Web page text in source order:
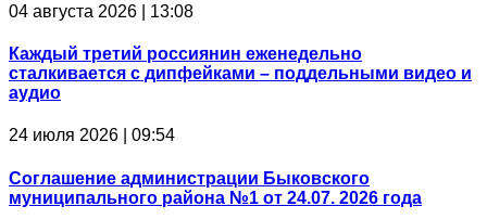
04 августа 2026 | 13:08
Каждый третий россиянин еженедельно
сталкивается с дипфейками – поддельными видео и
аудио
24 июля 2026 | 09:54
Соглашение администрации Быковского
муниципального района №1 от 24.07. 2026 года